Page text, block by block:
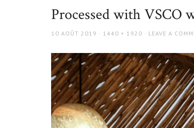
Processed with VSCO
POSTED
10 AOÛT 2019
FULL
1440 × 1920 LEAVE A